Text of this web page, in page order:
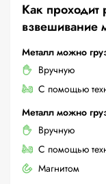
Как проходит
взвешивание
Металл можно
Вручную
С помощью
Металл можно
Вручную
С помощью
Магнитом